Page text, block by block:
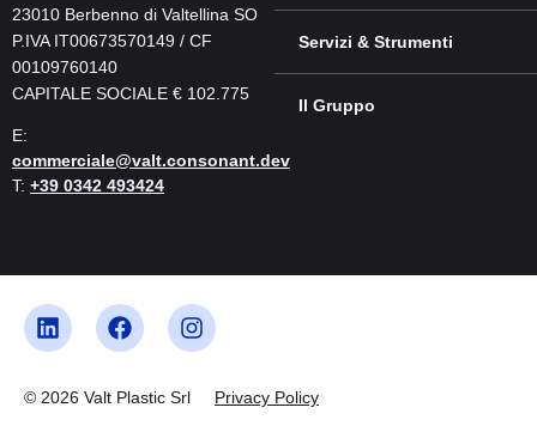
23010 Berbenno di Valtellina SO
P.IVA IT00673570149 / CF
00109760140
CAPITALE SOCIALE € 102.775
E:
commerciale@valt.consonant.dev
T: +39 0342 493424
Servizi & Strumenti
Il Gruppo
© 2026 Valt Plastic Srl Privacy Policy